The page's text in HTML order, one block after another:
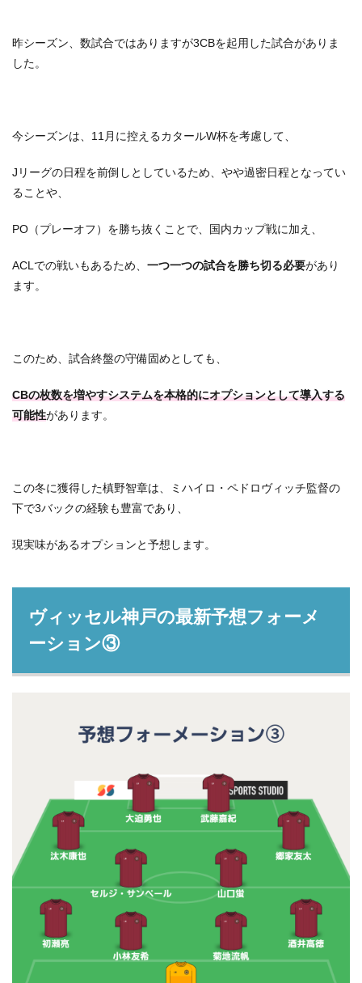
昨シーズン、数試合ではありますが3CBを起用した試合がありま
した。
今シーズンは、11月に控えるカタールW杯を考慮して、
Jリーグの日程を前倒しとしているため、やや過密日程となってい
ることや、
PO（プレーオフ）を勝ち抜くことで、国内カップ戦に加え、
ACLでの戦いもあるため、 一つ一つの試合を勝ち切る必要があり
ます。
このため、試合終盤の守備固めとしても、
CBの枚数を増やすシステムを本格的にオプションとして導入する
可能性があります。
この冬に獲得した槙野智章は、ミハイロ・ペドロヴィッチ監督の
下で3バックの経験も豊富であり、
現実味があるオプションと予想します。
ヴィッセル神戸の最新予想フォーメ
ーション③